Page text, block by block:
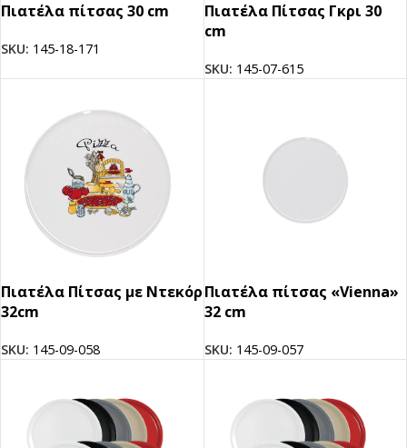
Πιατέλα πίτσας 30 cm
SKU: 145-18-171
Πιατέλα Πίτσας Γκρι 30
cm
SKU: 145-07-615
Πιατέλα Πίτσας με Ντεκόρ
32cm
SKU: 145-09-058
Πιατέλα πίτσας «Vienna»
32 cm
SKU: 145-09-057